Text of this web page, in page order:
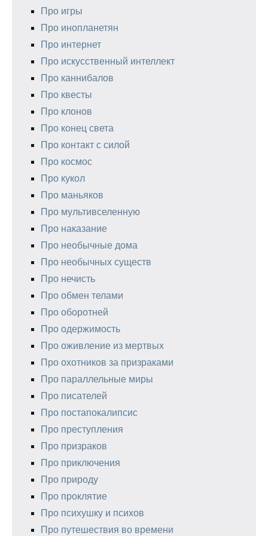
Про игры
Про инопланетян
Про интернет
Про искусственный интеллект
Про каннибалов
Про квесты
Про клонов
Про конец света
Про контакт с силой
Про космос
Про кукол
Про маньяков
Про мультивселенную
Про наказание
Про необычные дома
Про необычных существ
Про нечисть
Про обмен телами
Про оборотней
Про одержимость
Про оживление из мертвых
Про охотников за призраками
Про параллельные миры
Про писателей
Про постапокалипсис
Про преступления
Про призраков
Про приключения
Про природу
Про проклятие
Про психушку и психов
Про путешествия во времени